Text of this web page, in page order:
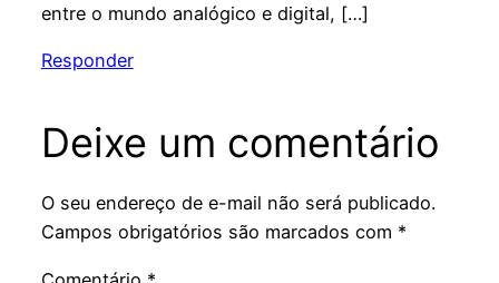
entre o mundo analógico e digital, […]
Responder
Deixe um comentário
O seu endereço de e-mail não será publicado.
Campos obrigatórios são marcados com *